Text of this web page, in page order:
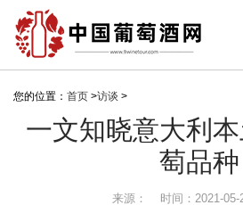
您的位置： 首页 >访谈 >
一文知晓意大利
萄品种
来源： 时间：2021-